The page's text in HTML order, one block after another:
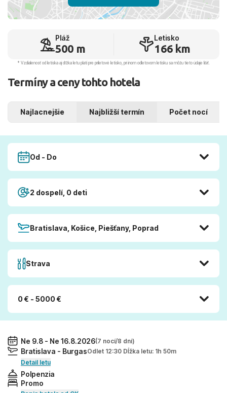
Pláž
500 m
Letisko
166 km
* Vzdialenosť od letiska aj dľžka letu platí pre príletové letisko, pri inom odletovom letisku sa môžu tieto údaje líšiť.
Termíny a ceny tohto hotela
Najlacnejšie Najbližší termín Počet nocí
Od - Do
2 dospelí, 0 deti
Bratislava, Košice, Piešťany, Poprad
Strava
0 € - 5000 €
Ne 9.8 - Ne 16.8.2026(7 nocí/8 dní)
Bratislava - BurgasOdlet 12:30 Dĺžka letu: 1h 50m
Detail letu
Polpenzia
Promo